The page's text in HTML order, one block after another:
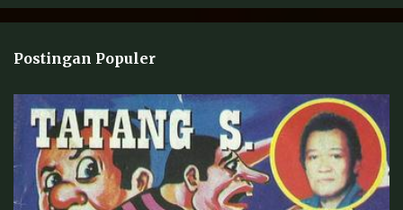
n
r
Postingan Populer